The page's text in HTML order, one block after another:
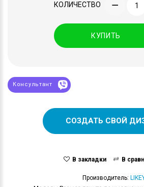
КОЛИЧЕСТВО
КУПИТЬ
Консультант
СОЗДАТЬ СВОЙ
В закладки В
Производитель: